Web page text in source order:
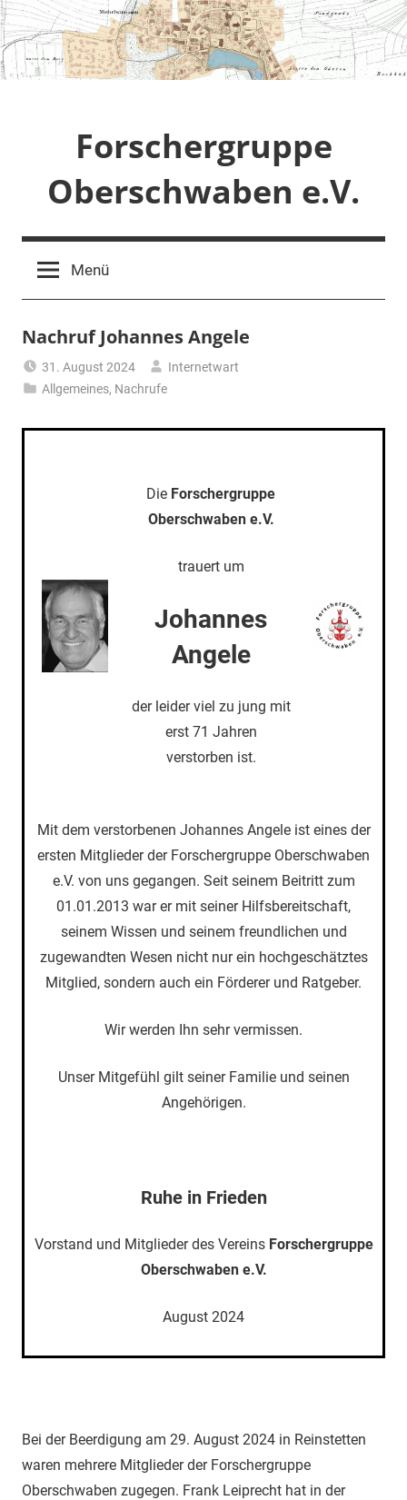
Zum
Inhalt
springen
Forschergruppe
Oberschwaben e.V.
Menü
Nachruf Johannes Angele
31. August 2024
Internetwart
Allgemeines, Nachrufe
Die Forschergruppe
Oberschwaben e.V.
trauert um
Johannes
Angele
der leider viel zu jung mit
erst 71 Jahren
verstorben ist.
Mit dem verstorbenen Johannes Angele ist eines der
ersten Mitglieder der Forschergruppe Oberschwaben
e.V. von uns gegangen. Seit seinem Beitritt zum
01.01.2013 war er mit seiner Hilfsbereitschaft,
seinem Wissen und seinem freundlichen und
zugewandten Wesen nicht nur ein hochgeschätztes
Mitglied, sondern auch ein Förderer und Ratgeber.
Wir werden Ihn sehr vermissen.
Unser Mitgefühl gilt seiner Familie und seinen
Angehörigen.
Ruhe in Frieden
Vorstand und Mitglieder des Vereins Forschergruppe
Oberschwaben e.V.
August 2024
Bei der Beerdigung am 29. August 2024 in Reinstetten
waren mehrere Mitglieder der Forschergruppe
Oberschwaben zugegen. Frank Leiprecht hat in der